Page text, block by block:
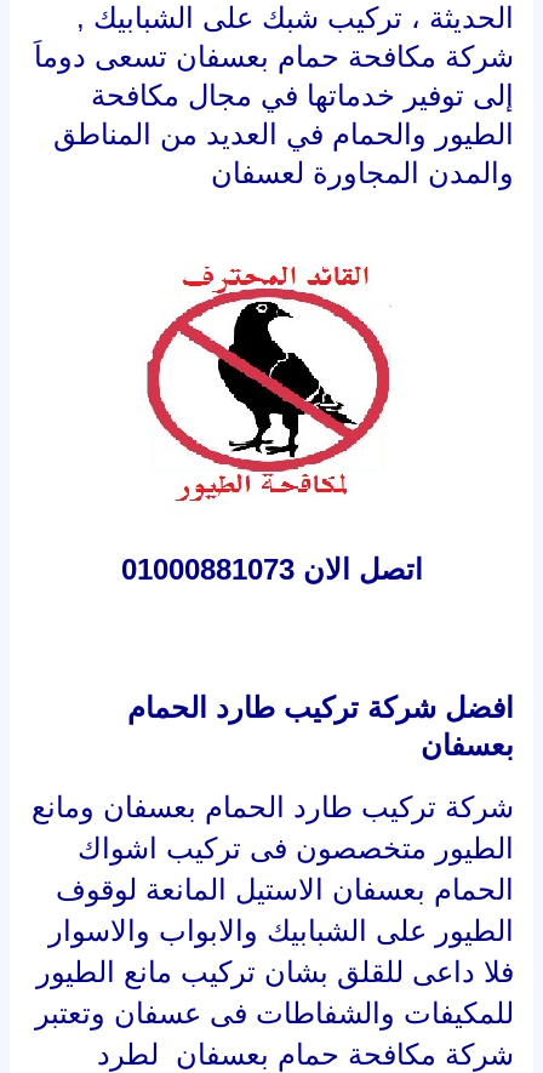
الحديثة ، تركيب شبك على الشبابيك ,
شركة مكافحة حمام بعسفان تسعى دوماَ
إلى توفير خدماتها في مجال مكافحة
الطيور والحمام في العديد من المناطق
والمدن المجاورة لعسفان
اتصل الان 01000881073
افضل شركة تركيب طارد الحمام
بعسفان
شركة تركيب طارد الحمام بعسفان ومانع
الطيور متخصصون فى تركيب اشواك
الحمام بعسفان الاستيل المانعة لوقوف
الطيور على الشبابيك والابواب والاسوار
فلا داعى للقلق بشان تركيب مانع الطيور
للمكيفات والشفاطات فى عسفان وتعتبر
شركة مكافحة حمام بعسفان لطرد